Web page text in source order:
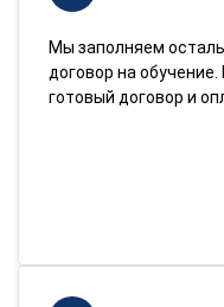
Мы заполняем
договор на
готовый договор и